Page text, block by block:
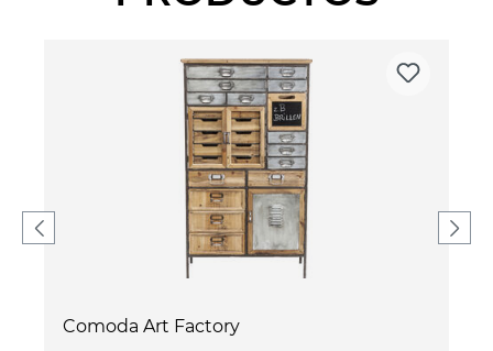
Comoda Art Factory